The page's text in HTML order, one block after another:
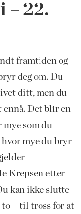
– 22.
framtiden og
deg om. Du
ditt, men du
ennå. Det blir en
mye som du
hvor mye du bryr
Krepsen etter
kan ikke slutte
to – til tross for at